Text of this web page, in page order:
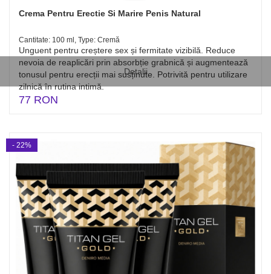
Detalii
Crema Pentru Erectie Si Marire Penis Natural
Cantitate: 100 ml, Type: Cremă
Unguent pentru creștere sex și fermitate vizibilă. Reduce
nevoia de reaplicări prin absorbție grabnică și augmentează
tonusul pentru erecții mai susținute. Potrivită pentru utilizare
zilnică în rutina intimă.
77 RON
- 22%